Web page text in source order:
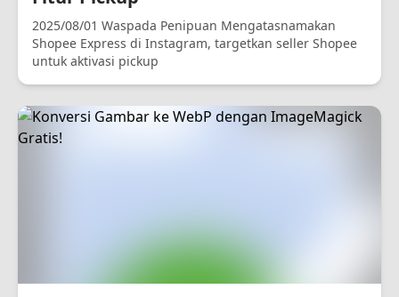
2025/08/01 Waspada Penipuan Mengatasnamakan
Shopee Express di Instagram, targetkan seller Shopee
untuk aktivasi pickup